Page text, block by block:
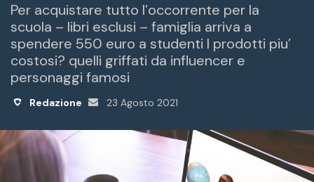
Per acquistare tutto l’occorrente per la
scuola – libri esclusi – famiglia arriva a
spendere 550 euro a studenti I prodotti piu’
costosi? quelli griffati da influencer e
personaggi famosi
Redazione
Invia
23 Agosto 2021